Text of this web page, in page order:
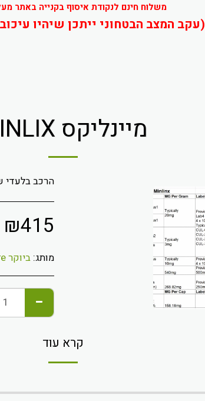
משלוח חינם לנקודת איסוף בקנייה באתר מעל 350
(עקב המצב הבטחוני ייתכן שיהיו
מיינליקס MINLIX
הרכב בלעדי
₪415
מותג: ביוקר BioCare
קרא עוד